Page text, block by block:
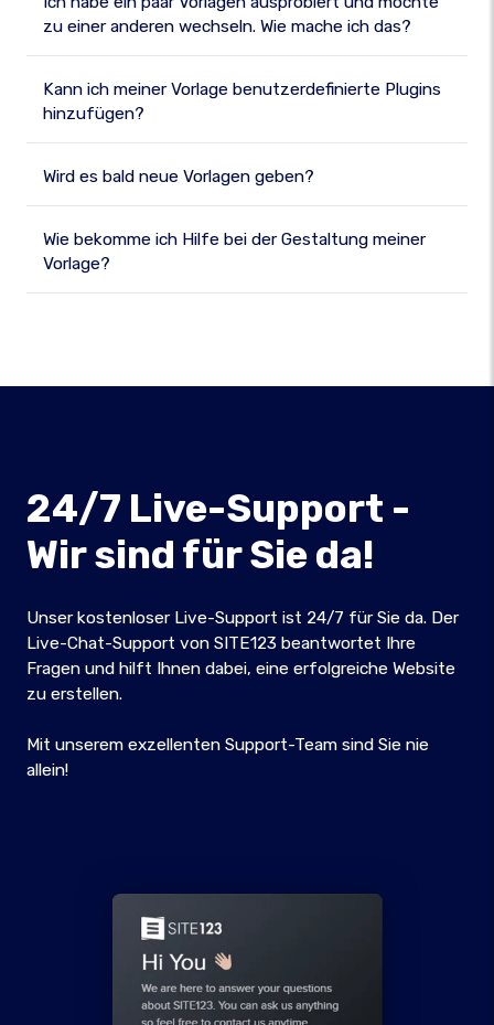
zu einer anderen wechseln. Wie mache ich das?
Kann ich meiner Vorlage benutzerdefinierte Plugins
hinzufügen?
Wird es bald neue Vorlagen geben?
Wie bekomme ich Hilfe bei der Gestaltung meiner
Vorlage?
24/7 Live-Support -
Wir sind für Sie da!
Unser kostenloser Live-Support ist 24/7 für Sie da. Der
Live-Chat-Support von SITE123 beantwortet Ihre
Fragen und hilft Ihnen dabei, eine erfolgreiche Website
zu erstellen.
Mit unserem exzellenten Support-Team sind Sie nie
allein!